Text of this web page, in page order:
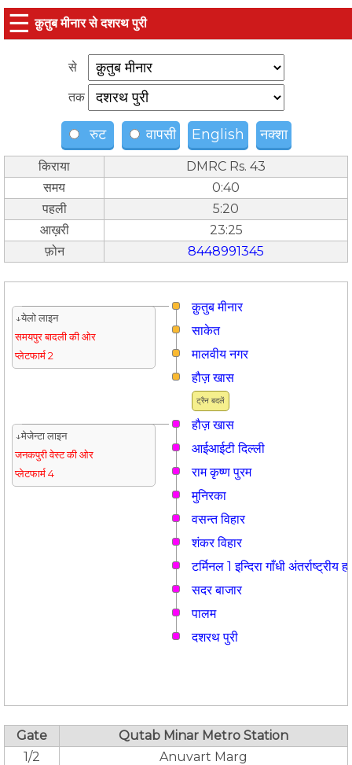
☰ क़ुतुब मीनार से दशरथ पुरी
से
तक
रुट वापसी English नक्शा
किराया
DMRC Rs. 43
समय
0:40
पहली
5:20
आख़री
23:25
फ़ोन
8448991345
क़ुतुब मीनार
↓येलो लाइन
समयपुर बादली की ओर
प्लेटफार्म 2
साकेत
मालवीय नगर
ट्रैन बदलें
हौज़ खास
हौज़ खास
↓मेजेन्टा लाइन
जनकपुरी वेस्ट की ओर
प्लेटफार्म 4
आईआईटी दिल्ली
राम कृष्ण पुरम
मुनिरका
वसन्त विहार
शंकर विहार
टर्मिनल 1 इन्दिरा गाँधी अंतर्राष्ट्रीय
सदर बाजार
पालम
दशरथ पुरी
Gate
Qutab Minar Metro Station
1/2
Anuvart Marg